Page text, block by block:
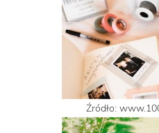
Źródło: